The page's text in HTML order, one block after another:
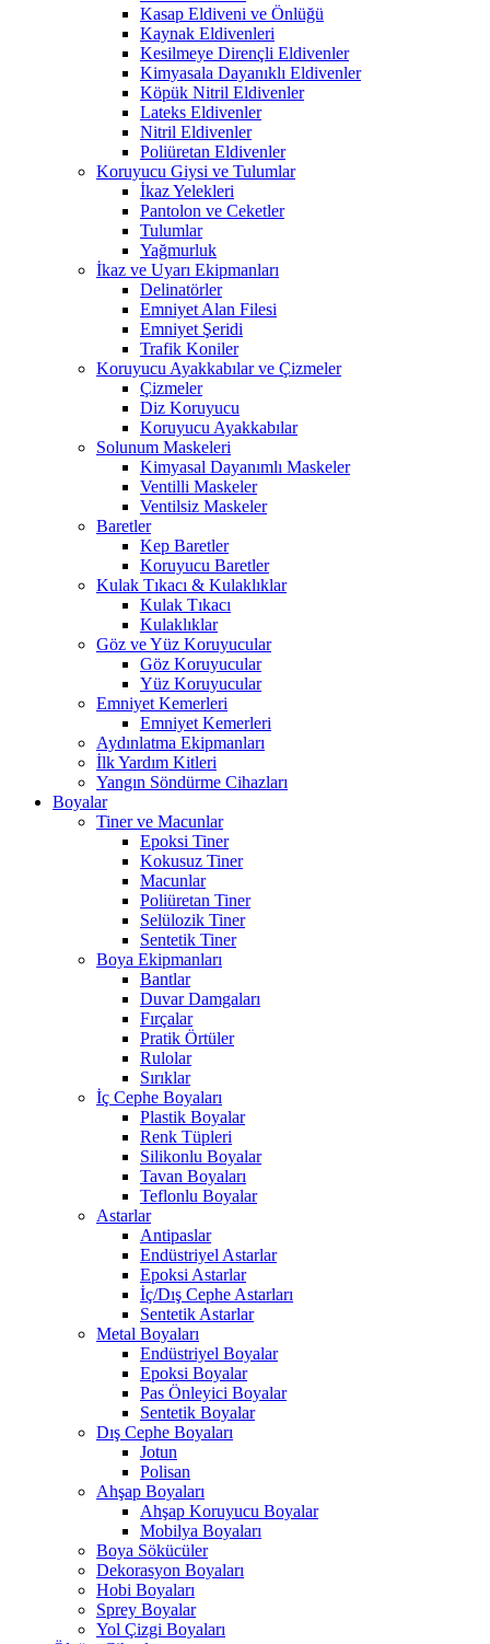
Kasap Eldiveni ve Önlüğü
Kaynak Eldivenleri
Kesilmeye Dirençli Eldivenler
Kimyasala Dayanıklı Eldivenler
Köpük Nitril Eldivenler
Lateks Eldivenler
Nitril Eldivenler
Poliüretan Eldivenler
Koruyucu Giysi ve Tulumlar
İkaz Yelekleri
Pantolon ve Ceketler
Tulumlar
Yağmurluk
İkaz ve Uyarı Ekipmanları
Delinatörler
Emniyet Alan Filesi
Emniyet Şeridi
Trafik Koniler
Koruyucu Ayakkabılar ve Çizmeler
Çizmeler
Diz Koruyucu
Koruyucu Ayakkabılar
Solunum Maskeleri
Kimyasal Dayanımlı Maskeler
Ventilli Maskeler
Ventilsiz Maskeler
Baretler
Kep Baretler
Koruyucu Baretler
Kulak Tıkacı & Kulaklıklar
Kulak Tıkacı
Kulaklıklar
Göz ve Yüz Koruyucular
Göz Koruyucular
Yüz Koruyucular
Emniyet Kemerleri
Emniyet Kemerleri
Aydınlatma Ekipmanları
İlk Yardım Kitleri
Yangın Söndürme Cihazları
Boyalar
Tiner ve Macunlar
Epoksi Tiner
Kokusuz Tiner
Macunlar
Poliüretan Tiner
Selülozik Tiner
Sentetik Tiner
Boya Ekipmanları
Bantlar
Duvar Damgaları
Fırçalar
Pratik Örtüler
Rulolar
Sırıklar
İç Cephe Boyaları
Plastik Boyalar
Renk Tüpleri
Silikonlu Boyalar
Tavan Boyaları
Teflonlu Boyalar
Astarlar
Antipaslar
Endüstriyel Astarlar
Epoksi Astarlar
İç/Dış Cephe Astarları
Sentetik Astarlar
Metal Boyaları
Endüstriyel Boyalar
Epoksi Boyalar
Pas Önleyici Boyalar
Sentetik Boyalar
Dış Cephe Boyaları
Jotun
Polisan
Ahşap Boyaları
Ahşap Koruyucu Boyalar
Mobilya Boyaları
Boya Sökücüler
Dekorasyon Boyaları
Hobi Boyaları
Sprey Boyalar
Yol Çizgi Boyaları